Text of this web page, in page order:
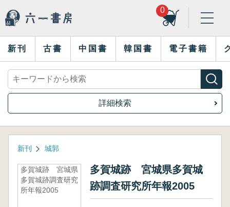
0
新刊 古書 中国書 韓国書 電子書籍
詳細検索
新刊 城郭
多賀城跡 宮城県
多賀城跡調査研究
所年報2005
多賀城跡 宮城県多賀城
跡調査研究所年報2005